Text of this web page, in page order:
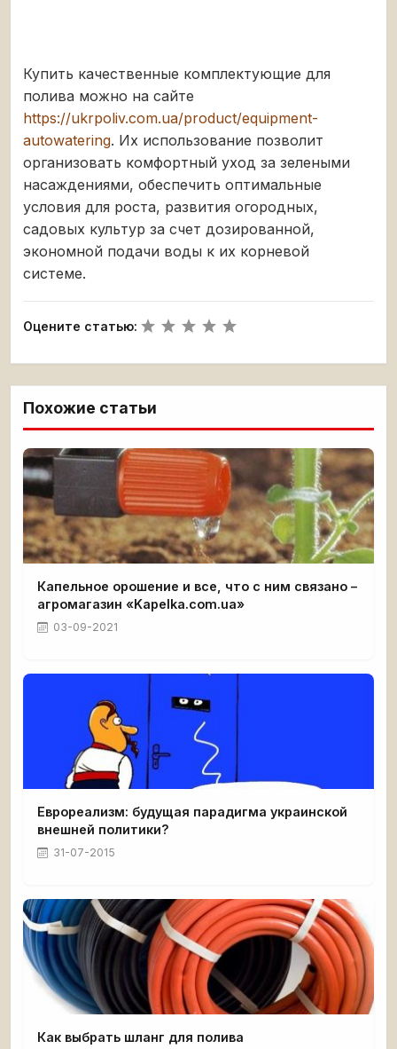
Купить качественные комплектующие для
полива можно на сайте
https://ukrpoliv.com.ua/product/equipment-
autowatering. Их использование позволит
организовать комфортный уход за зелеными
насаждениями, обеспечить оптимальные
условия для роста, развития огородных,
садовых культур за счет дозированной,
экономной подачи воды к их корневой
системе.
Оцените статью:
Похожие статьи
Капельное орошение и все, что с ним связано –
агромагазин «Kapelka.com.ua»
03-09-2021
Еврореализм: будущая парадигма украинской
внешней политики?
31-07-2015
Как выбрать шланг для полива